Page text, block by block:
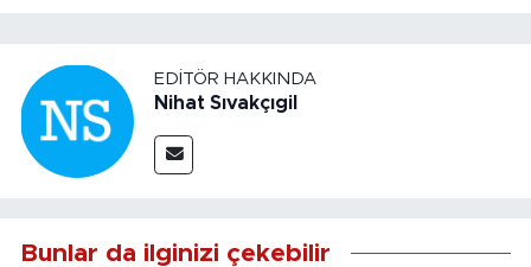
EDITÖR HAKKINDA
Nihat Sıvakçıgil
Bunlar da ilginizi çekebilir